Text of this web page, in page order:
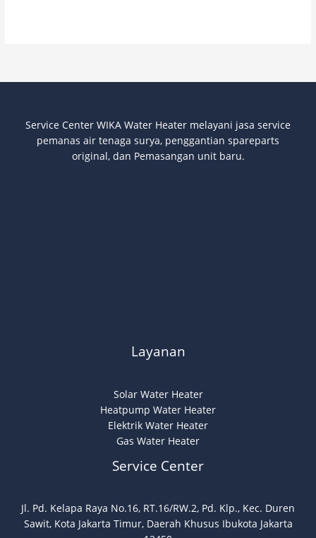
Service Center WIKA Water Heater melayani jasa service
pemanas air tenaga surya, penggantian spareparts
original, dan Pemasangan unit baru.
Layanan
Solar Water Heater
Heatpump Water Heater
Elektrik Water Heater
Gas Water Heater
Service Center
Jl. Pd. Kelapa Raya No.16, RT.16/RW.2, Pd. Klp., Kec. Duren
Sawit, Kota Jakarta Timur, Daerah Khusus Ibukota Jakarta